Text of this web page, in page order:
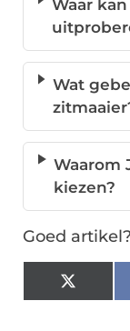
Waar
Wat
Waarom
kiezen?
Goed
X